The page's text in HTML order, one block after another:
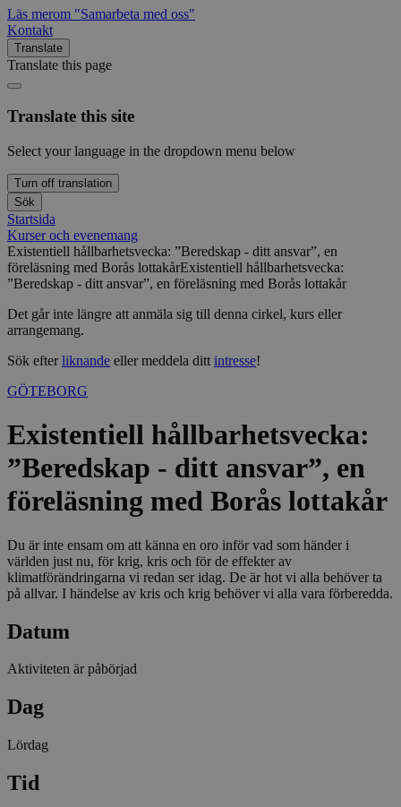
Läs merom "Samarbeta med oss"
Kontakt
Translate
Translate this page
Translate this site
Select your language in the dropdown menu below
Turn off translation
Sök
Startsida
Kurser och evenemang
Existentiell hållbarhetsvecka: ”Beredskap - ditt ansvar”, en
föreläsning med Borås lottakårExistentiell hållbarhetsvecka:
”Beredskap - ditt ansvar”, en föreläsning med Borås lottakår
Det går inte längre att anmäla sig till denna cirkel, kurs eller
arrangemang.
Sök efterliknande eller meddela ditt intresse!
GÖTEBORG
Existentiell hållbarhetsvecka:
”Beredskap - ditt ansvar”, en
föreläsning med Borås lottakår
Du är inte ensam om att känna en oro inför vad som händer i
världen just nu, för krig, kris och för de effekter av
klimatförändringarna vi redan ser idag. De är hot vi alla behöver ta
på allvar. I händelse av kris och krig behöver vi alla vara förberedda.
Datum
Aktiviteten är påbörjad
Dag
Lördag
Tid